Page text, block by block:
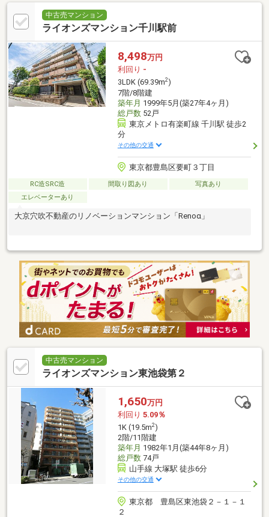
中古売マンション
ライオンズマンション千川駅前
8,498万円
利回り -
3LDK (69.39m2)
7階/8階建
築年月 1999年5月(築27年4ヶ月)
総戸数52戸
東京メトロ有楽町線 千川駅 徒歩2
分
その他の交通
東京都豊島区要町３丁目
RC造SRC造 間取り図あり
写真あり
エレベーターあり
大京穴吹不動産のリノベーションマンション「Renoα」
中古売マンション
ライオンズマンション東池袋第２
1,650万円
利回り 5.09％
1K (19.5m2)
2階/11階建
築年月 1982年1月(築44年8ヶ月)
総戸数74戸
山手線 大塚駅 徒歩6分
その他の交通
東京都 豊島区東池袋２－１－１
２